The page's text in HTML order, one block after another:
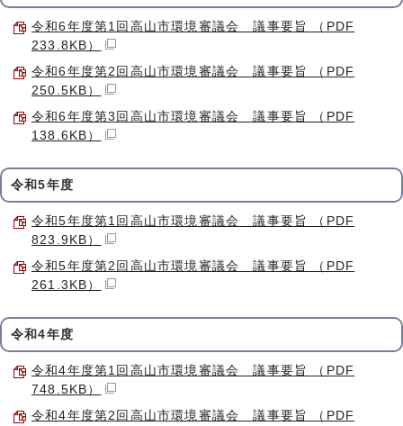
令和6年度第1回高山市環境審議会 議事要旨 （PDF
233.8KB）
令和6年度第2回高山市環境審議会 議事要旨 （PDF
250.5KB）
令和6年度第3回高山市環境審議会 議事要旨 （PDF
138.6KB）
令和5年度
令和5年度第1回高山市環境審議会 議事要旨 （PDF
823.9KB）
令和5年度第2回高山市環境審議会 議事要旨 （PDF
261.3KB）
令和4年度
令和4年度第1回高山市環境審議会 議事要旨 （PDF
748.5KB）
令和4年度第2回高山市環境審議会 議事要旨 （PDF